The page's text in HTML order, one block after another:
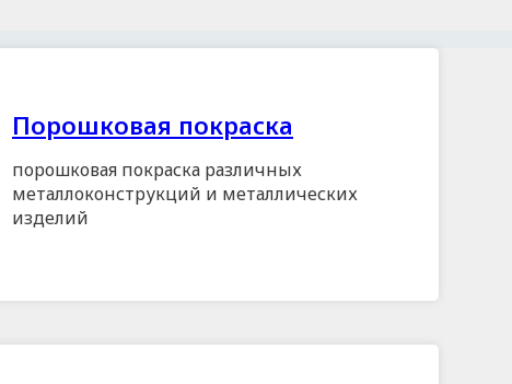
Порошковая покраска
порошковая покраска различных
металлоконструкций и металлических
изделий